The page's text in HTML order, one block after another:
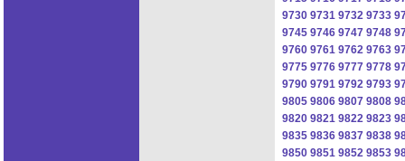
9730 9731 9732 9733
9745 9746 9747 9748
9760 9761 9762 9763
9775 9776 9777 9778
9790 9791 9792 9793
9805 9806 9807 9808
9820 9821 9822 9823
9835 9836 9837 9838
9850 9851 9852 9853